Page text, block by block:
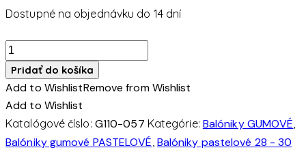
Dostupné na objednávku do 14 dní
množstvo
Balónek
30cm/12"
#057
růžový
(100ks/bal)
Pridať do košíka
Add to WishlistRemove from Wishlist
Add to Wishlist
Katalógové číslo: G110-057 Kategórie: Balóniky GUMOVÉ
Balóniky gumové PASTELOVÉ Balóniky pastelové 28 - 30